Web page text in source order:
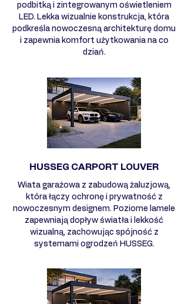
podbitką i zintegrowanym oświetleniem
LED. Lekka wizualnie konstrukcja, która
podkreśla nowoczesną architekturę domu
i zapewnia komfort użytkowania na co
dziań.
HUSSEG CARPORT LOUVER
Wiata garażowa z zabudową żaluzjową,
która łączy ochronę i prywatność z
nowoczesnym designem. Poziome lamele
zapewniają dopływ światła i lekkość
wizualną, zachowując spójność z
systemami ogrodzeń HUSSEG.